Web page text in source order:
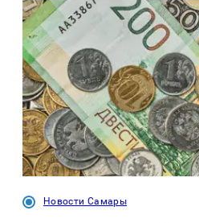
Новости Самары